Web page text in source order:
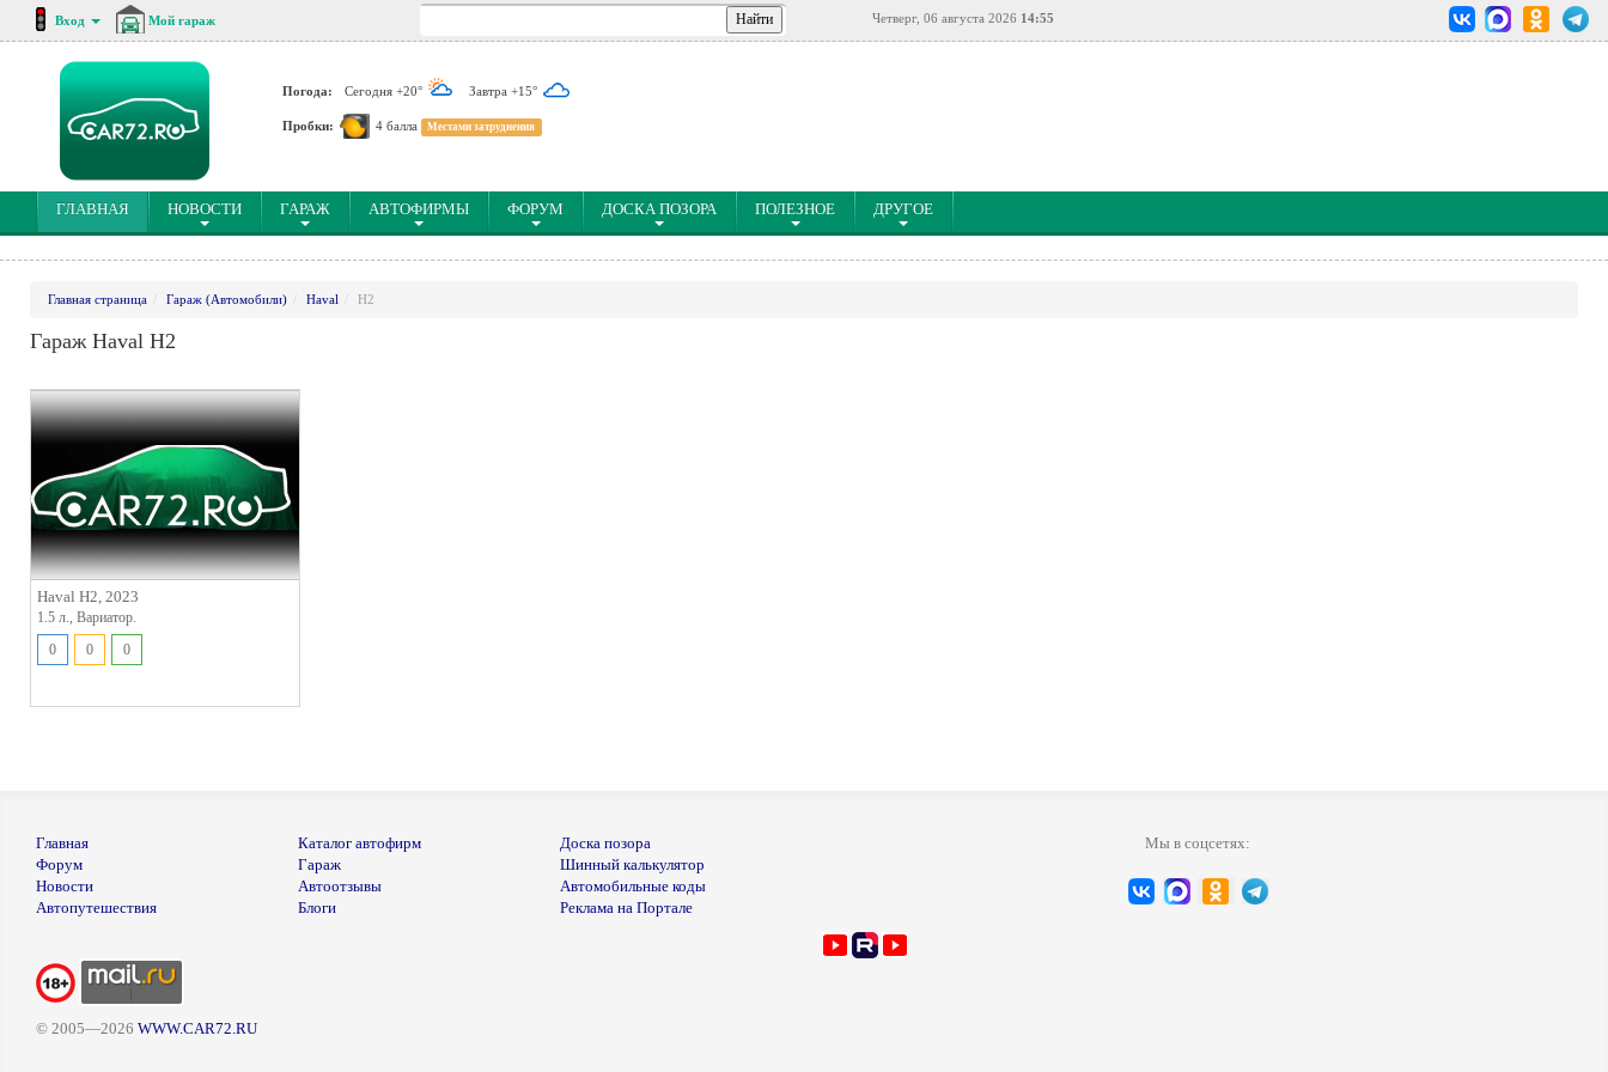
Вход Мой гараж Четверг, 06 августа 2026 14:55
Погода: Сегодня +20° Завтра +15°
Пробки: 4 балла Местами затруднения
ГЛАВНАЯ(CURRENT)
НОВОСТИ ГАРАЖ АВТОФИРМЫ ФОРУМ ДОСКА ПОЗОРА ПОЛЕЗНОЕ ДРУГОЕ
Главная страница Гараж (Автомобили) Haval H2
Гараж Haval H2
Haval H2, 2023
1.5 л., Вариатор.
0
0 0
Главная
Форум
Новости
Автопутешествия
Каталог автофирм
Гараж
Автоотзывы
Блоги
Доска позора
Шинный калькулятор
Автомобильные коды
Реклама на Портале
Мы в соцсетях:
© 2005—2026 WWW.CAR72.RU